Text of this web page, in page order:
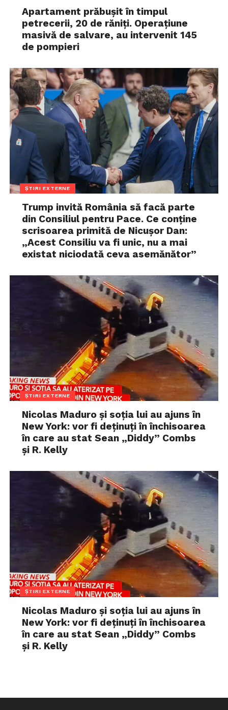
Apartament prăbușit în timpul
petrecerii, 20 de răniți. Operațiune
masivă de salvare, au intervenit 145
de pompieri
ȘTIRI EXTERNE
Trump invită România să facă parte
din Consiliul pentru Pace. Ce conține
scrisoarea primită de Nicușor Dan:
„Acest Consiliu va fi unic, nu a mai
existat niciodată ceva asemănător”
ȘTIRI EXTERNE
Nicolas Maduro și soția lui au ajuns în
New York: vor fi deținuți în închisoarea
în care au stat Sean „Diddy” Combs
și R. Kelly
ȘTIRI EXTERNE
Nicolas Maduro și soția lui au ajuns în
New York: vor fi deținuți în închisoarea
în care au stat Sean „Diddy” Combs
și R. Kelly